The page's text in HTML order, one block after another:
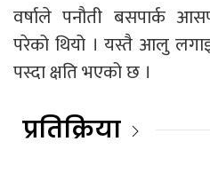
वर्षाले पनौती बसपार्क
परेको थियो । यस्तै आलु
पस्दा क्षति भएको छ ।
प्रतिक्रिया